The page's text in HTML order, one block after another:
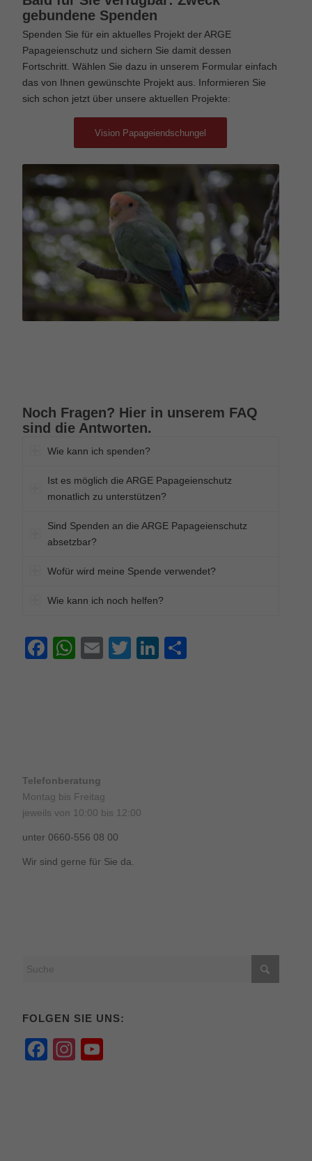
gebundene Spenden
Spenden Sie für ein aktuelles Projekt der ARGE
Papageienschutz und sichern Sie damit dessen
Fortschritt. Wählen Sie dazu in unserem Formular einfach
das von Ihnen gewünschte Projekt aus. Informieren Sie
sich schon jetzt über unsere aktuellen Projekte:
Vision Papageiendschungel
Noch Fragen? Hier in unserem FAQ
sind die Antworten.
Wie kann ich spenden?
Ist es möglich die ARGE Papageienschutz
monatlich zu unterstützen?
Sind Spenden an die ARGE Papageienschutz
absetzbar?
Wofür wird meine Spende verwendet?
Wie kann ich noch helfen?
Facebook
WhatsApp
EmailTwitterLinkedIn
Telefonberatung
Montag bis Freitag
jeweils von 10:00 bis 12:00
unter 0660-556 08 00
Wir sind gerne für Sie da.
FOLGEN SIE UNS:
Facebook
Instagram